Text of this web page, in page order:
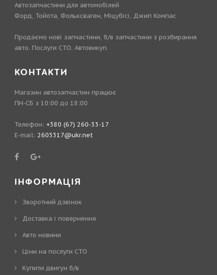
Автозапчастини для автомобілей
Форд, Тойота, Фольксваген, Міцубісі, Джип Компас
Продаємо нові запчастини, б/в запчастини з розбирання
авто. Послуги СТО. Автовикуп.
КОНТАКТИ
Магазин автозапчастин працює
ПН-СБ з 10:00 до 18:00
Телефон: +380 (67) 260-33-17
E-mail: 2603317@ukr.net
ІНФОРМАЦІЯ
Зворотний дзвінок
Доставка і повернення
Авто новини
Ціни на послуги СТО
Купити двигун б/в